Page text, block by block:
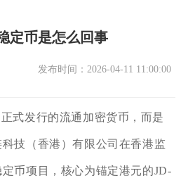
定币是怎么回事
发布时间：2026-04-11 11:00:00
式发行的流通加密货币，而是
技（香港）有限公司在香港监
币项目，核心为锚定港元的JD-